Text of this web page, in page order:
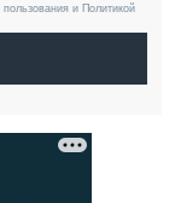
и Политикой